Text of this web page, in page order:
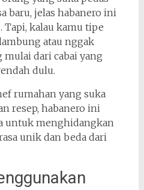
baru, jelas habanero ini
Tapi, kalau kamu tipe
atau nggak
dari cabai yang
dulu.
rumahan yang suka
resep, habanero ini
untuk menghidangkan
unik dan beda dari